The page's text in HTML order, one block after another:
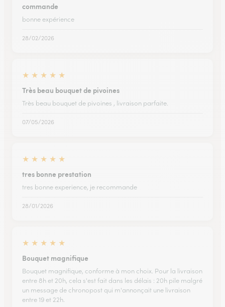
commande
bonne expérience
28/02/2026
★ ★ ★ ★ ★
Très beau bouquet de pivoines
Très beau bouquet de pivoines , livraison parfaite.
07/05/2026
★ ★ ★ ★ ★
tres bonne prestation
tres bonne experience, je recommande
28/01/2026
★ ★ ★ ★ ★
Bouquet magnifique
Bouquet magnifique, conforme à mon choix. Pour la livraison
entre 8h et 20h, cela s'est fait dans les délais : 20h pile malgré
un message de chronopost qui m'annonçait une livraison
entre 19 et 22h.